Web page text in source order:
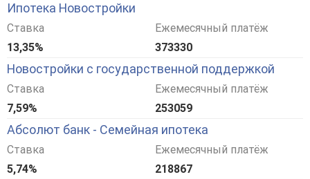
Ипотека Новостройки
Ставка
13,35%
Ежемесячный платёж
373330
Новостройки с государственной поддержкой
Ставка
7,59%
Ежемесячный платёж
253059
Абсолют банк - Семейная ипотека
Ставка
5,74%
Ежемесячный платёж
218867